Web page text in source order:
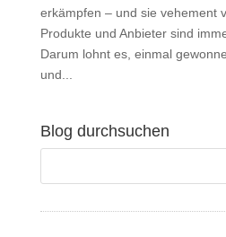
erkämpfen – und sie vehement
Produkte und Anbieter sind
Darum lohnt es, einmal
und...
Blog durchsuchen